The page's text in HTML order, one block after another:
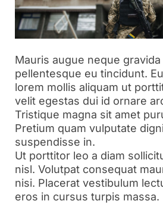
Mauris augue neque
pellentesque eu tincidunt.
lorem mollis aliquam ut
velit egestas dui id ornare
Tristique magna sit amet
Pretium quam vulputate
suspendisse in.
Ut porttitor leo a diam
nisl. Volutpat consequat
nisi. Placerat vestibulum
eros in cursus turpis massa.